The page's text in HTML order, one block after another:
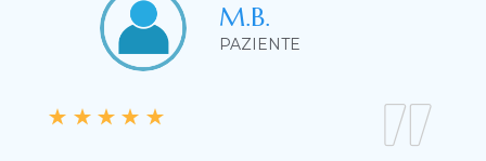
M.B.
PAZIENTE